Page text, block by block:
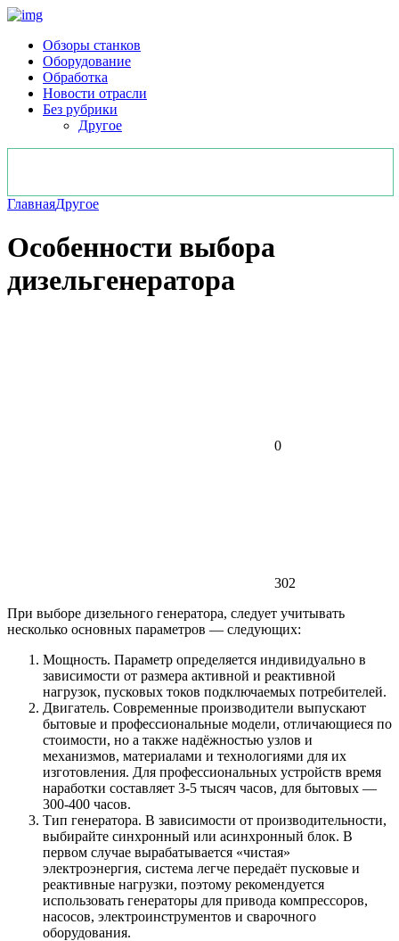
Обзоры станков
Оборудование
Обработка
Новости отрасли
Без рубрики
Другое
ГлавнаяДругое
Особенности выбора
дизельгенератора
0
302
При выборе дизельного генератора, следует учитывать
несколько основных параметров — следующих:
Мощность. Параметр определяется индивидуально в
зависимости от размера активной и реактивной
нагрузок, пусковых токов подключаемых потребителей.
Двигатель. Современные производители выпускают
бытовые и профессиональные модели, отличающиеся по
стоимости, но а также надёжностью узлов и
механизмов, материалами и технологиями для их
изготовления. Для профессиональных устройств время
наработки составляет 3-5 тысяч часов, для бытовых —
300-400 часов.
Тип генератора. В зависимости от производительности,
выбирайте синхронный или асинхронный блок. В
первом случае вырабатывается «чистая»
электроэнергия, система легче передаёт пусковые и
реактивные нагрузки, поэтому рекомендуется
использовать генераторы для привода компрессоров,
насосов, электроинструментов и сварочного
оборудования.